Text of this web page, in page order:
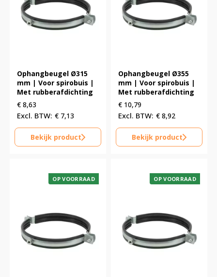
Ophangbeugel Ø315
mm | Voor spirobuis |
Met rubberafdichting
€ 8,63
€ 7,13
Bekijk product
Ophangbeugel Ø355
mm | Voor spirobuis |
Met rubberafdichting
€ 10,79
€ 8,92
Bekijk product
OP VOORRAAD OP VOORRAAD